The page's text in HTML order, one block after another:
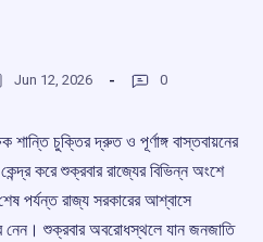
Jun 12, 2026 0
শান্তি চুক্তির দ্রুত ও পূর্ণাঙ্গ বাস্তবায়নের
করে শুক্রবার রাজ্যের বিভিন্ন অংশে
পর্যন্ত রাজ্য সরকারের আশ্বাসে
নেন। শুক্রবার অবরোধস্থলে যান জনজাতি